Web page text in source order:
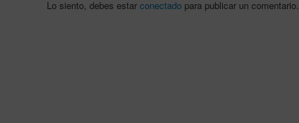
Lo siento, debes estar conectado para publicar un comentario.